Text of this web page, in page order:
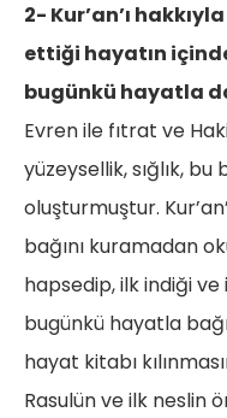
2- Kur’an’ı
ettiği hayatın
bugünkü hayatla
Evren ile fıtrat ve
yüzeysellik, sığlık,
oluşturmuştur.
bağını kuramadan
hapsedip, ilk indiği
bugünkü hayatla
hayat kitabı
Rasulün ve ilk neslin